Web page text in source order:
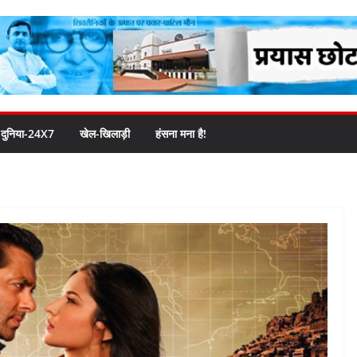
दुनिया-24X7 खेल-खिलाड़ी हंसना मना है!